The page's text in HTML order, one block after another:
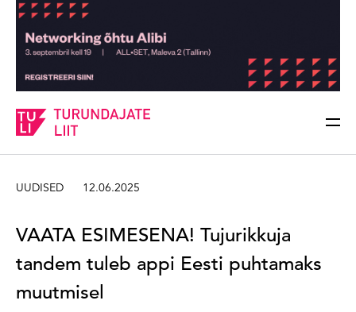
Sisesta märksõna
UUDISED 12.06.2025
VAATA ESIMESENA! Tujurikkuja
tandem tuleb appi Eesti puhtamaks
muutmisel